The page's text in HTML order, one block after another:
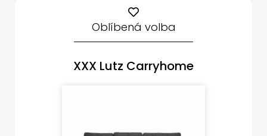
Oblíbená volba
XXX Lutz Carryhome